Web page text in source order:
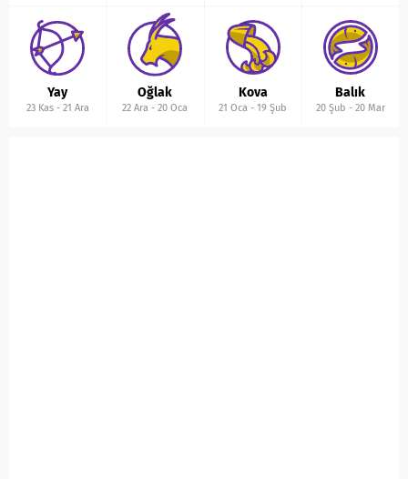
Yay
23 Kas- 21 Ara
Oğlak
22 Ara -20 Oca
Kova
21 Oca -19 Şub
Balık
20 Şub - 20 Mar